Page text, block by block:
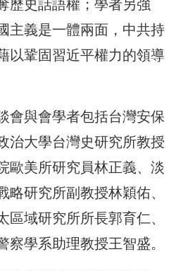
歷史話語權；學者另強
主義是一體兩面，中共持
以鞏固習近平權力的領導
會與會學者包括台灣安保
治大學台灣史研究所教授
歐美所研究員林正義、淡
略研究所副教授林穎佑、
區域研究所所長郭育仁、
察學系助理教授王智盛。